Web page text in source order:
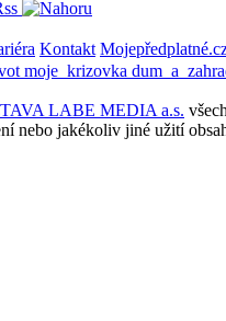
Kontakt
moje_krizovka
LABE MEDIA a.s.
nebo jakékoliv jiné užití